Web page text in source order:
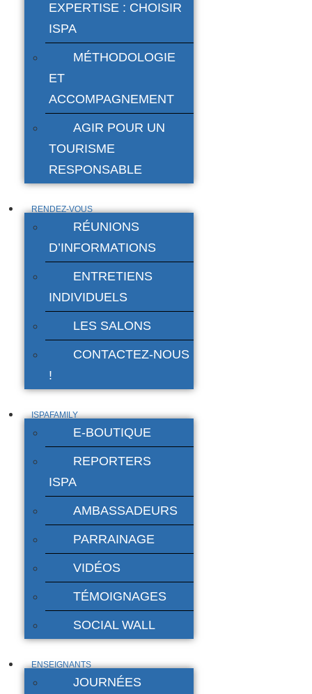
EXPERTISE : CHOISIR
ISPA
MÉTHODOLOGIE
ET
ACCOMPAGNEMENT
AGIR POUR UN
TOURISME
RESPONSABLE
RENDEZ-VOUS
RÉUNIONS
D’INFORMATIONS
ENTRETIENS
INDIVIDUELS
LES SALONS
CONTACTEZ-NOUS
!
ISPAFAMILY
E-BOUTIQUE
REPORTERS
ISPA
AMBASSADEURS
PARRAINAGE
VIDÉOS
TÉMOIGNAGES
SOCIAL WALL
ENSEIGNANTS
JOURNÉES